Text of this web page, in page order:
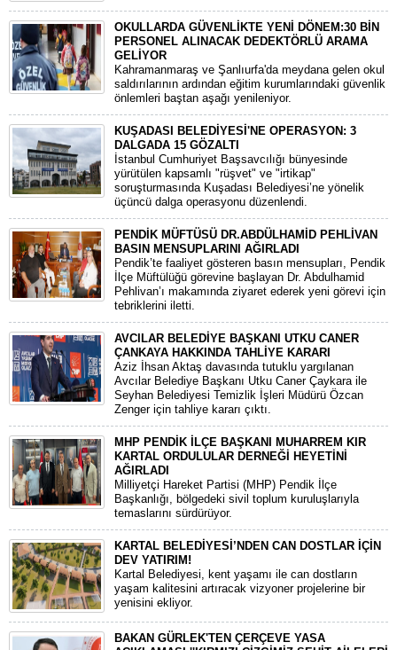
OKULLARDA GÜVENLİKTE YENİ DÖNEM:30 BİN
PERSONEL ALINACAK DEDEKTÖRLÜ ARAMA
GELİYOR
​Kahramanmaraş ve Şanlıurfa'da meydana gelen okul
saldırılarının ardından eğitim kurumlarındaki güvenlik
önlemleri baştan aşağı yenileniyor.
KUŞADASI BELEDİYESİ'NE OPERASYON: 3
DALGADA 15 GÖZALTI
​İstanbul Cumhuriyet Başsavcılığı bünyesinde
yürütülen kapsamlı "rüşvet" ve "irtikap"
soruşturmasında Kuşadası Belediyesi’ne yönelik
üçüncü dalga operasyonu düzenlendi.
PENDİK MÜFTÜSÜ DR.ABDÜLHAMİD PEHLİVAN
BASIN MENSUPLARINI AĞIRLADI
​Pendik’te faaliyet gösteren basın mensupları, Pendik
İlçe Müftülüğü görevine başlayan Dr. Abdulhamid
Pehlivan’ı makamında ziyaret ederek yeni görevi için
tebriklerini iletti.
AVCILAR BELEDİYE BAŞKANI UTKU CANER
ÇANKAYA HAKKINDA TAHLİYE KARARI
​Aziz İhsan Aktaş davasında tutuklu yargılanan
Avcılar Belediye Başkanı Utku Caner Çaykara ile
Seyhan Belediyesi Temizlik İşleri Müdürü Özcan
Zenger için tahliye kararı çıktı.
MHP PENDİK İLÇE BAŞKANI MUHARREM KIR
KARTAL ORDULULAR DERNEĞİ HEYETİNİ
AĞIRLADI
​Milliyetçi Hareket Partisi (MHP) Pendik İlçe
Başkanlığı, bölgedeki sivil toplum kuruluşlarıyla
temaslarını sürdürüyor.
KARTAL BELEDİYESİ’NDEN CAN DOSTLAR İÇİN
DEV YATIRIM!
Kartal Belediyesi, kent yaşamı ile can dostların
yaşam kalitesini artıracak vizyoner projelerine bir
yenisini ekliyor.
BAKAN GÜRLEK'TEN ÇERÇEVE YASA